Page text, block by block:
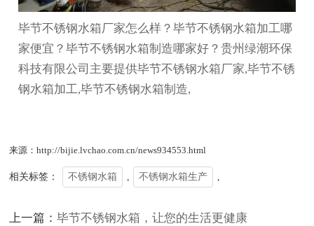
毕节不锈钢水箱厂家怎么样？毕节不锈钢水箱加工哪
家便宜？毕节不锈钢水箱制造哪家好？贵州绿潮环保
科技有限公司主要提供毕节不锈钢水箱厂家,毕节不锈
钢水箱加工,毕节不锈钢水箱制造,
来源：http://bijie.lvchao.com.cn/news934553.html
相关标签： 不锈钢水箱 不锈钢水箱生产
上一篇：毕节不锈钢水箱，让您的生活更健康